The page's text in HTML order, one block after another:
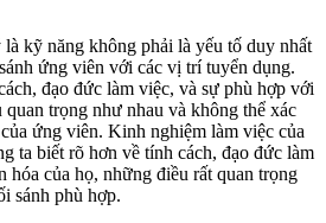
kỹ năng không phải là yếu tố duy nhất
ứng viên với các vị trí tuyển dụng.
đạo đức làm việc, và sự phù hợp với
quan trọng như nhau và không thể xác
ứng viên. Kinh nghiệm làm việc của
ta biết rõ hơn về tính cách, đạo đức làm
hóa của họ, những điều rất quan trọng
sánh phù hợp.